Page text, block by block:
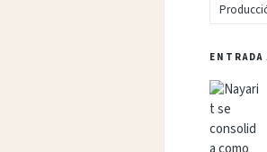
Etiquetas:
de